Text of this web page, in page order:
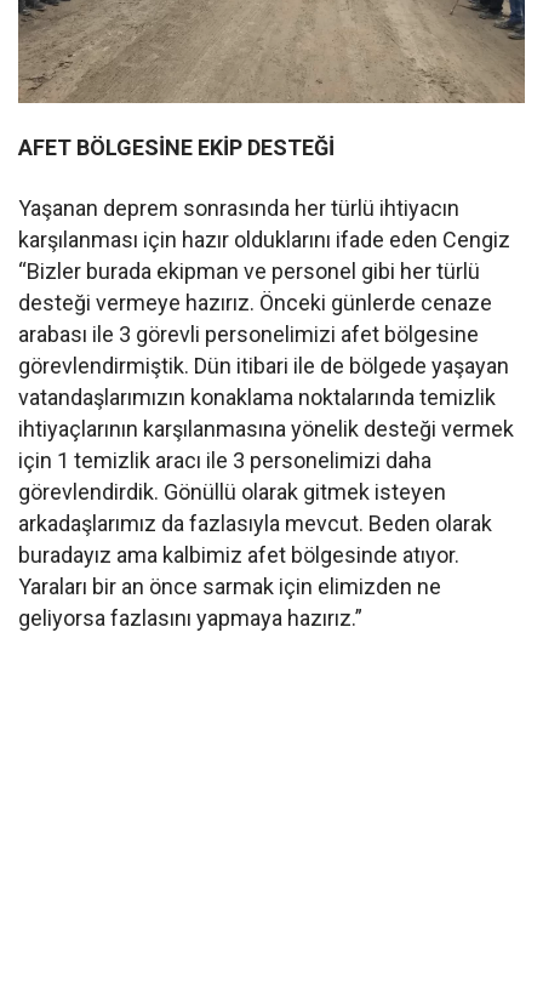
AFET BÖLGESİNE EKİP DESTEĞİ
Yaşanan deprem sonrasında her türlü ihtiyacın
karşılanması için hazır olduklarını ifade eden Cengiz
“Bizler burada ekipman ve personel gibi her türlü
desteği vermeye hazırız. Önceki günlerde cenaze
arabası ile 3 görevli personelimizi afet bölgesine
görevlendirmiştik. Dün itibari ile de bölgede yaşayan
vatandaşlarımızın konaklama noktalarında temizlik
ihtiyaçlarının karşılanmasına yönelik desteği vermek
için 1 temizlik aracı ile 3 personelimizi daha
görevlendirdik. Gönüllü olarak gitmek isteyen
arkadaşlarımız da fazlasıyla mevcut. Beden olarak
buradayız ama kalbimiz afet bölgesinde atıyor.
Yaraları bir an önce sarmak için elimizden ne
geliyorsa fazlasını yapmaya hazırız.”